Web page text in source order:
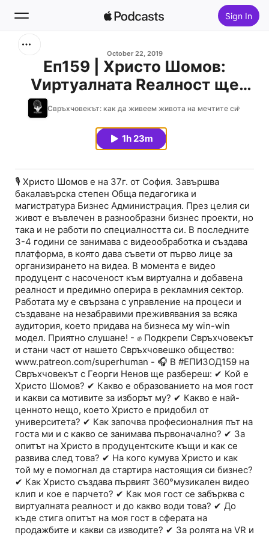
Sign In
Home
New
October 22, 2019
Еп159 | Христо Шомов:
Vиртуалната Rеалност ще
промени начина, по който
Свръхчовекът: как да живеем живота на мечтите си
1h 23m
🎙 Христо Шомов е на 37г. от София. Завършва
бакалавърска степен Обща педагогика и
магистратура Бизнес Администрация. През целия си
живот е въвлечен в разнообразни бизнес проекти, но
така и не работи по специалността си. В последните
3-4 години се занимава с видеообработка и създава
платформа, в която дава съвети от първо лице за
организирането на видеа. В момента е видео
продуцент с насоченост към виртуална и добавена
реалност и предимно оперира в рекламния сектор.
Работата му е свързана с управление на процеси и
създаване на незабравими преживявания за всяка
аудитория, което придава на бизнеса му win-win
модел. Приятно слушане! - ✊ Подкрепи Свръхчовекът
и стани част от нашето Свръхчовешко общество:
www.patreon.com/superhuman - 🎧 В #ЕПИЗОД159 на
Свръхчовекът с Георги Ненов ще разбереш: ✔ Кой е
Христо Шомов? ✔ Какво е образованието на моя гост
и какви са мотивите за изборът му? ✔ Какво е най-
ценното нещо, което Христо е придобил от
университета? ✔ Как започва професионалния път на
госта ми и с какво се занимава първоначално? ✔ За
опитът на Христо в продуцентските къщи и как се
развива след това? ✔ На кого кумува Христо и как
той му е помогнал да стартира настоящия си бизнес?
✔ Как Христо създава първият 360°музикален видео
клип и кое е парчето? ✔ Как моя гост се забърква с
виртуалната реалност и до какво води това? ✔ До
къде стига опитът на моя гост в сферата на
продажбите и какви са изводите? ✔ За ролята на VR и